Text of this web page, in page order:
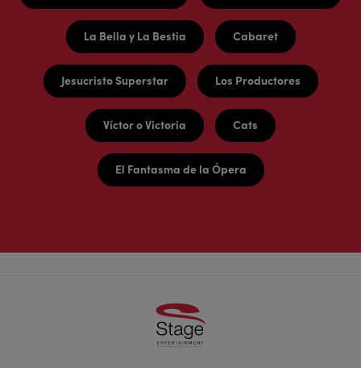
La Bella y La Bestia Cabaret
Jesucristo Superstar Los Productores
Víctor o Victoria Cats
El Fantasma de la Ópera